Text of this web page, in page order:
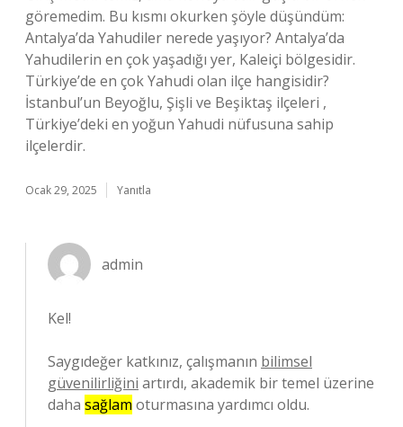
göremedim. Bu kısmı okurken şöyle düşündüm:
Antalya’da Yahudiler nerede yaşıyor? Antalya’da
Yahudilerin en çok yaşadığı yer, Kaleiçi bölgesidir.
Türkiye’de en çok Yahudi olan ilçe hangisidir?
İstanbul’un Beyoğlu, Şişli ve Beşiktaş ilçeleri ,
Türkiye’deki en yoğun Yahudi nüfusuna sahip
ilçelerdir.
Ocak 29, 2025 Yanıtla
admin
Kel!
Saygıdeğer katkınız, çalışmanın bilimsel
güvenilirliğini artırdı, akademik bir temel üzerine
daha sağlam oturmasına yardımcı oldu.